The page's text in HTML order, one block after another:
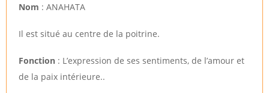
Nom : ANAHATA
Il est situé au centre de la poitrine.
Fonction : L’expression de ses sentiments, de l’amour et
de la paix intérieure..